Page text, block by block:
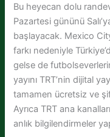
Bu heyecan dolu
Pazartesi gününü
başlayacak. Mexico
farkı nedeniyle
gelse de
yayını TRT’nin dijital
tamamen ücretsiz ve
Ayrıca TRT ana
anlık bilgilendirmeler